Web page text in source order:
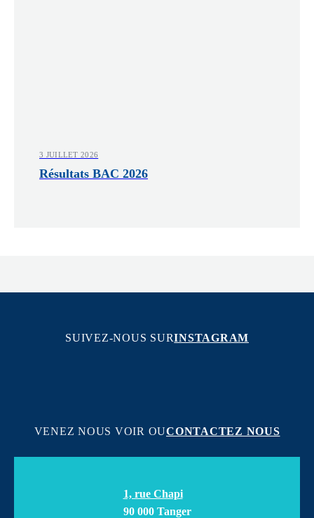
3 JUILLET 2026
Résultats BAC 2026
SUIVEZ-NOUS SURINSTAGRAM
VENEZ NOUS VOIR OUCONTACTEZ NOUS
1, rue Chapi
90 000 Tanger